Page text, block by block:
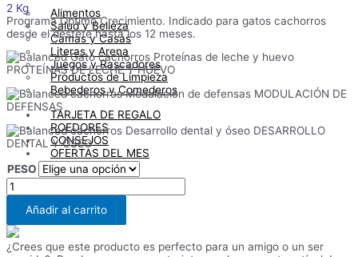
Alimentos
Salud y Belleza
Camas y Casas
Literas y Arena
Juegos y Rascadores
Productos de Limpieza
Bebederos y Comederos
TARJETA DE REGALO
ROEDORES
CONSEJOS
OFERTAS DEL MES
X
desde
₡ 6.150,00
₡ 17.650,00
2 Kg
Programa Óptimo Crecimiento. Indicado para gatos cachorros
desde el destete hasta los 12 meses.
PROTEÍNAS DE LECHE Y HUEVO
MODULACIÓN DE
DEFENSAS
DESARROLLO
DENTAL Y ÓSEO
PESO
Balanced
Kitten
cantidad
Añadir al carrito
¿Crees que este producto es perfecto para un amigo o un ser